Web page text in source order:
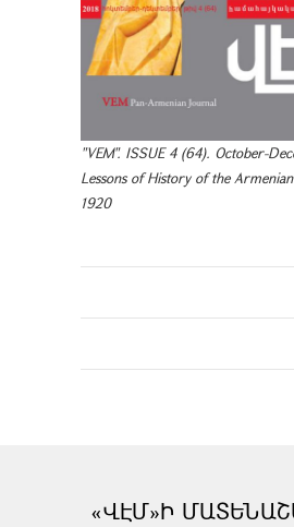
"VEM". ISSUE 4 (64). October-
Lessons of History of the
1920
«ՎԷՄ»Ի